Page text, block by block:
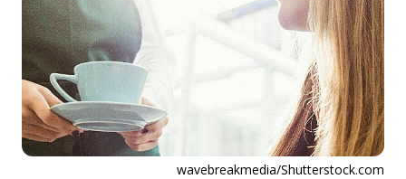
wavebreakmedia/Shutterstock.com